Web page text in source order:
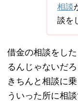
相談
談を
借金の相談をし
るんじゃないだろ
きちんと相談に
ういった所に相